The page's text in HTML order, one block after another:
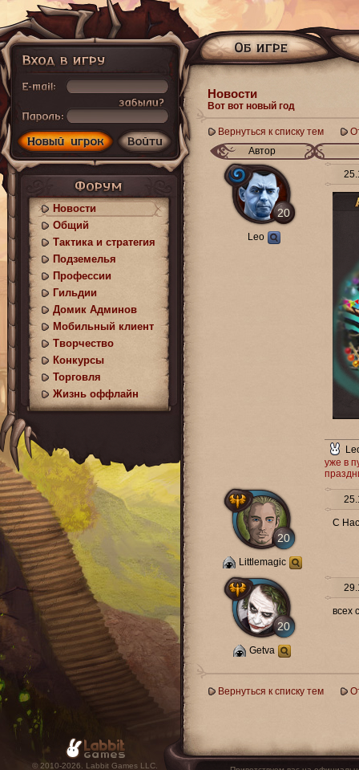
Новости
Вот вот новый год
Вернуться к списку тем
Автор
20
Leo
уже в
20
Littlemagic
С
20
Getva
всех
Вернуться к списку тем
Новости
Общий
Тактика и стратегия
Подземелья
Профессии
Гильдии
Домик Админов
Мобильный клиент
Творчество
Конкурсы
Торговля
Жизнь оффлайн
© 2010-2026. Labbit Games LLC.